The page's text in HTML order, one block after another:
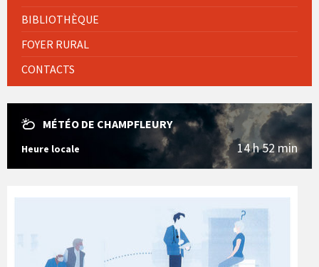
BIBLIOTHÈQUE
FOYER RURAL
CONTACTS
MÉTÉO DE CHAMPFLEURY
Heure locale 14 h 52 min